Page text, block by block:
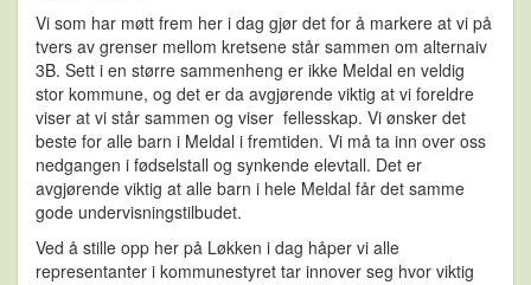
Vi som har møtt frem her i dag gjør det for å markere at vi på
tvers av grenser mellom kretsene står sammen om alternaiv
3B. Sett i en større sammenheng er ikke Meldal en veldig
stor kommune, og det er da avgjørende viktig at vi foreldre
viser at vi står sammen og viser fellesskap. Vi ønsker det
beste for alle barn i Meldal i fremtiden. Vi må ta inn over oss
nedgangen i fødselstall og synkende elevtall. Det er
avgjørende viktig at alle barn i hele Meldal får det samme
gode undervisningstilbudet.
Ved å stille opp her på Løkken i dag håper vi alle
representanter i kommunestyret tar innover seg hvor viktig